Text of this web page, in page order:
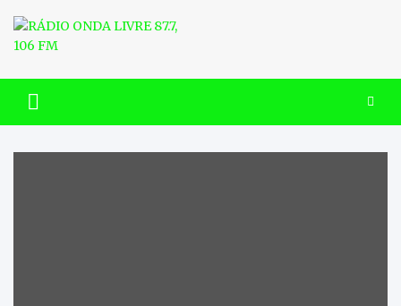
content
RÁDIO ONDA LIVRE 87.7, 106
FM